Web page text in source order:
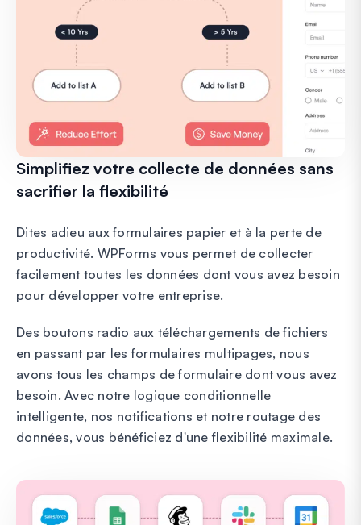
Simplifiez votre collecte de données sans
sacrifier la flexibilité
Dites adieu aux formulaires papier et à la perte de
productivité. WPForms vous permet de collecter
facilement toutes les données dont vous avez besoin
pour développer votre entreprise.
Des boutons radio aux téléchargements de fichiers
en passant par les formulaires multipages, nous
avons tous les champs de formulaire dont vous avez
besoin. Avec notre logique conditionnelle
intelligente, nos notifications et notre routage des
données, vous bénéficiez d'une flexibilité maximale.